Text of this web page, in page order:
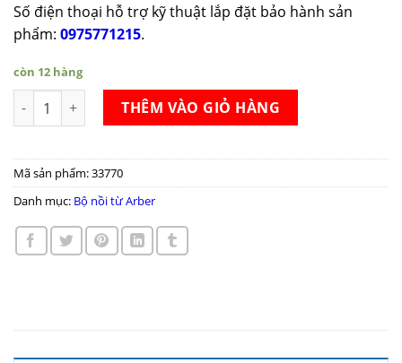
Số điện thoại hỗ trợ kỹ thuật lắp đặt bảo hành sản
phẩm: 0975771215.
còn 12 hàng
Bộ nồi Arber AB06SCC số lượng
THÊM VÀO GIỎ HÀNG
Mã sản phẩm:33770
Danh mục: Bộ nồi từ Arber